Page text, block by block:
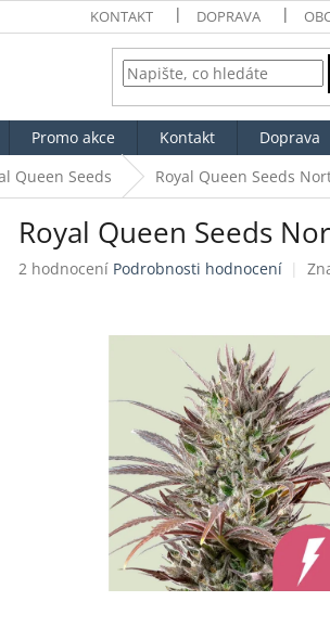
KONTAKT DOPRAVA
Promo akce Kontakt Doprava
Queen Seeds Royal Queen Seeds
Royal Queen Seeds
Průměrné
2 hodnocení Podrobnosti hodnocení